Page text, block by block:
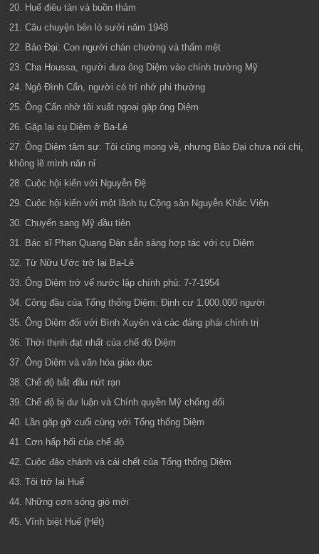
20. Huế điêu tàn và buồn thảm
21. Câu chuyện bên lò sưởi năm 1948
22. Bảo Đại: Con người chán chường và thấm mệt
23. Cha Houssa, người đưa ông Diệm vào chính trường Mỹ
24. Ngô Đình Cẩn, người có trí nhớ phi thường
25. Ông Cẩn nhờ tôi xuất ngoại gặp ông Diệm
26. Gặp lại cụ Diệm ở Ba-Lê
27. Ông Diệm tâm sự: Tôi cũng mong về, nhưng Bảo Đại chưa nói chi,
không lẽ mình năn nỉ
28. Cuộc hội kiến với Nguyễn Đệ
29. Cuộc hội kiến với một lãnh tụ Cộng sản Nguyễn Khắc Viện
30. Chuyến sang Mỹ đầu tiên
31. Bác sĩ Phan Quang Đán sẵn sàng hợp tác với cụ Diệm
32. Từ Nữu Ước trở lại Ba-Lê
33. Ông Diệm trở vế nước lập chính phủ: 7-7-1954
34. Công đầu của Tổng thống Diệm: Định cư 1.000.000 người
35. Ông Diệm đối với Bình Xuyên và các đảng phái chính trị
36. Thời thịnh đạt nhất của chế độ Diệm
37. Ông Diệm và văn hóa giáo dục
38. Chế độ bắt đầu nứt rạn
39. Chế độ bị dư luận và Chính quyền Mỹ chống đối
40. Lần gặp gỡ cuối cùng với Tổng thống Diệm
41. Cơn hấp hối của chế độ
42. Cuộc đảo chánh và cái chết của Tổng thống Diệm
43. Tôi trở lại Huế
44. Những cơn sóng gió mới
45. Vĩnh biệt Huế (Hết)